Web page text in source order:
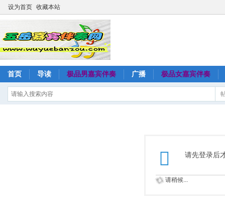
设为首页 收藏本站
首页 导读 极品男嘉宾伴奏 广播 极品女嘉宾伴奏
请先登录后
请稍候...